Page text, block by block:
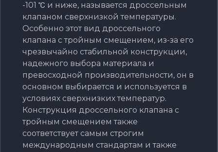
-101 ℃ и ниже, называется дроссельным
клапаном сверхнизкой температуры.
Особенно этот вид дроссельного
клапана с тройным смещением, из-за его
чрезвычайно стабильной конструкции,
надежного выбора материала и
превосходной производительности, он в
основном выбирается и используется в
условиях сверхнизких температур.
Конструкция дроссельного клапана с
тройным смещением также
соответствует самым строгим
международным стандартам и также